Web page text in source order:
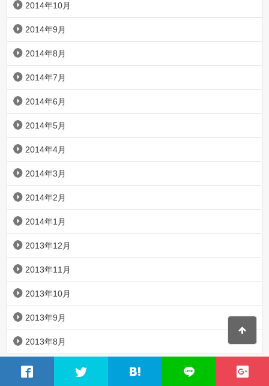
2014年10月
2014年9月
2014年8月
2014年7月
2014年6月
2014年5月
2014年4月
2014年3月
2014年2月
2014年1月
2013年12月
2013年11月
2013年10月
2013年9月
2013年8月